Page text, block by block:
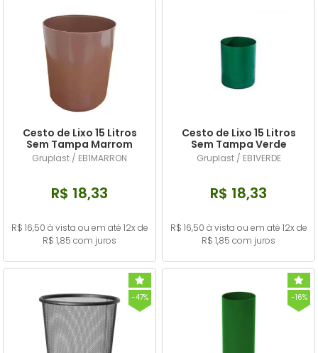
Cesto de Lixo 15 Litros
Sem Tampa Marrom
Gruplast / EB1MARRON
R$ 18,33
R$ 16,50 à vista ou em até 12x de
R$ 1,85 com juros
Cesto de Lixo 15 Litros
Sem Tampa Verde
Gruplast / EB1VERDE
R$ 18,33
R$ 16,50 à vista ou em até 12x de
R$ 1,85 com juros
-47% -16%